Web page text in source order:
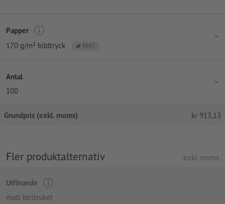
Papper
170 g/m² bildtryck
PEFC
Antal
100
Grundpris (exkl. moms) kr 913,13
Fler produktalternativ exkl. moms
Utförande
matt bestruket